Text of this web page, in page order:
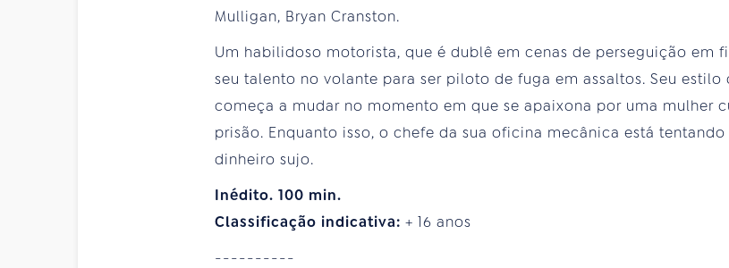
Mulligan, Bryan Cranston.
Um habilidoso motorista, que é dublê em cenas de perseguição em
seu talento no volante para ser piloto de fuga em assaltos. Seu
começa a mudar no momento em que se apaixona por uma mulher
prisão. Enquanto isso, o chefe da sua oficina mecânica está
dinheiro sujo.
Inédito. 100 min.
Classificação indicativa: + 16 anos
----------